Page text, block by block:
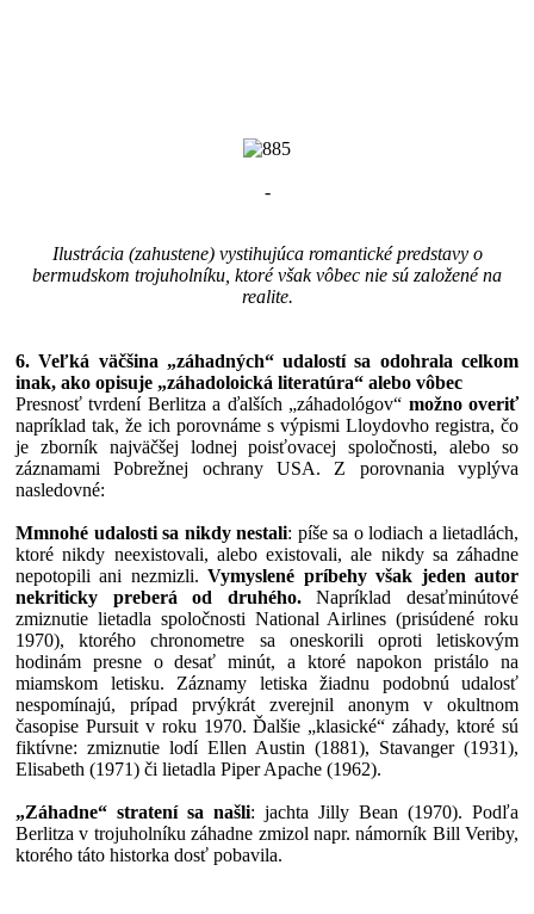
-
Ilustrácia (zahustene) vystihujúca romantické predstavy o
bermudskom trojuholníku, ktoré však vôbec nie sú založené na
realite.
6. Veľká väčšina „záhadných“ udalostí sa odohrala celkom
inak, ako opisuje „záhadoloická literatúra“ alebo vôbec
Presnosť tvrdení Berlitza a ďalších „záhadológov“ možno overiť
napríklad tak, že ich porovnáme s výpismi Lloydovho registra, čo
je zborník najväčšej lodnej poisťovacej spoločnosti, alebo so
záznamami Pobrežnej ochrany USA. Z porovnania vyplýva
nasledovné:
Mmnohé udalosti sa nikdy nestali: píše sa o lodiach a lietadlách,
ktoré nikdy neexistovali, alebo existovali, ale nikdy sa záhadne
nepotopili ani nezmizli.Vymyslené príbehy však jeden autor
nekriticky preberá od druhého.Napríklad desaťminútové
zmiznutie lietadla spoločnosti National Airlines (prisúdené roku
1970), ktorého chronometre sa oneskorili oproti letiskovým
hodinám presne o desať minút, a ktoré napokon pristálo na
miamskom letisku. Záznamy letiska žiadnu podobnú udalosť
nespomínajú, prípad prvýkrát zverejnil anonym v okultnom
časopise Pursuit v roku 1970. Ďalšie „klasické“ záhady, ktoré sú
fiktívne: zmiznutie lodí Ellen Austin (1881), Stavanger (1931),
Elisabeth (1971) či lietadla Piper Apache (1962).
„Záhadne“ stratení sa našli: jachta Jilly Bean (1970). Podľa
Berlitza v trojuholníku záhadne zmizol napr. námorník Bill Veriby,
ktorého táto historka dosť pobavila.